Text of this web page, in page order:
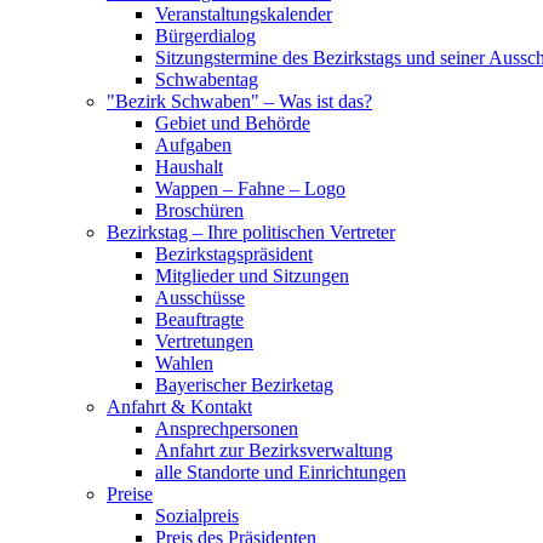
Veranstaltungskalender
Bürgerdialog
Sitzungstermine des Bezirkstags und seiner
Schwabentag
"Bezirk Schwaben" – Was ist das?
Gebiet und Behörde
Aufgaben
Haushalt
Wappen – Fahne – Logo
Broschüren
Bezirkstag – Ihre politischen Vertreter
Bezirkstagspräsident
Mitglieder und Sitzungen
Ausschüsse
Beauftragte
Vertretungen
Wahlen
Bayerischer Bezirketag
Anfahrt & Kontakt
Ansprechpersonen
Anfahrt zur Bezirksverwaltung
alle Standorte und Einrichtungen
Preise
Sozialpreis
Preis des Präsidenten